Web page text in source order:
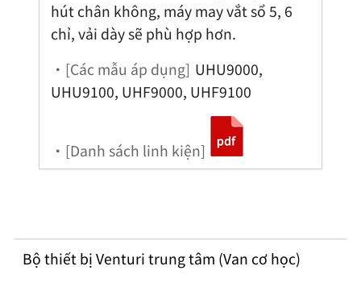
hút chân không, máy may vắt sổ 5, 6
chỉ, vải dày sẽ phù hợp hơn.
・[Các mẫu áp dụng] UHU9000,
UHU9100, UHF9000, UHF9100
・[Danh sách linh kiện]
Bộ thiết bị Venturi trung tâm (Van cơ học)